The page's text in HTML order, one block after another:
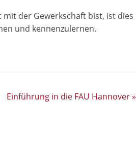
der Gewerkschaft bist, ist dies
und kennenzulernen.
Einführung in die FAU Hannover»